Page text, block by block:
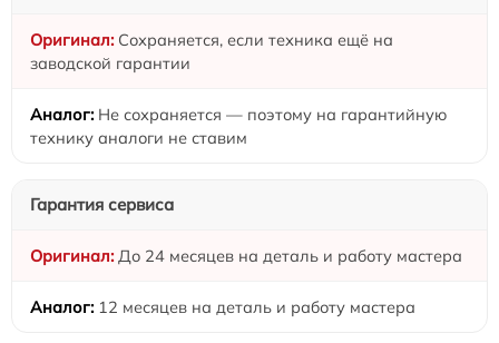
Сохраняется, если техника ещё на
заводской гарантии
Не сохраняется — поэтому на гарантийную
технику аналоги не ставим
Гарантия сервиса
До 24 месяцев на деталь и работу мастера
12 месяцев на деталь и работу мастера